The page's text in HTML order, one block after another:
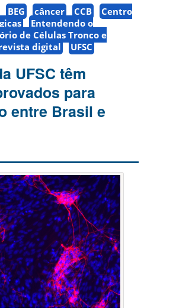
BEG câncer CCB
Centro
Entendendo o
de Células Tronco e
digital UFSC
UFSC têm
para
entre Brasil e